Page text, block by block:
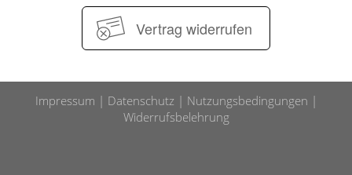
Vertrag widerrufen
Impressum Datenschutz
Nutzungsbedingungen
Widerrufsbelehrung